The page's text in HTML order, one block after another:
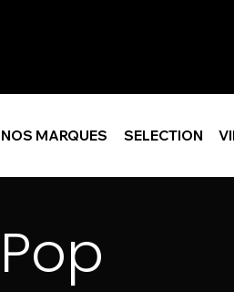
NOS MARQUES SELECTION